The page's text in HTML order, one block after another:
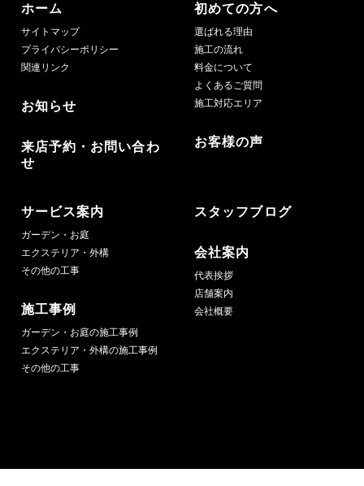
ホーム
サイトマップ
プライバシーポリシー
関連リンク
お知らせ
来店予約・お問い合わ
せ
初めての方へ
選ばれる理由
施工の流れ
料金について
よくあるご質問
施工対応エリア
お客様の声
サービス案内
ガーデン・お庭
エクステリア・外構
その他の工事
施工事例
ガーデン・お庭の施工事例
エクステリア・外構の施工事例
その他の工事
スタッフブログ
会社案内
代表挨拶
店舗案内
会社概要